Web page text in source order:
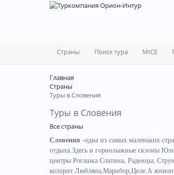
Страны Поиск тура MICE
Главная
Страны
Туры в Словения
Туры в Словения
Все страны
Словения -одна из самых маленьких
отдыха.Здесь и горнолыжные склоны
центры Рогашка Слатина, Раденцы,
колорит Любляна,Марибор,Целе.А